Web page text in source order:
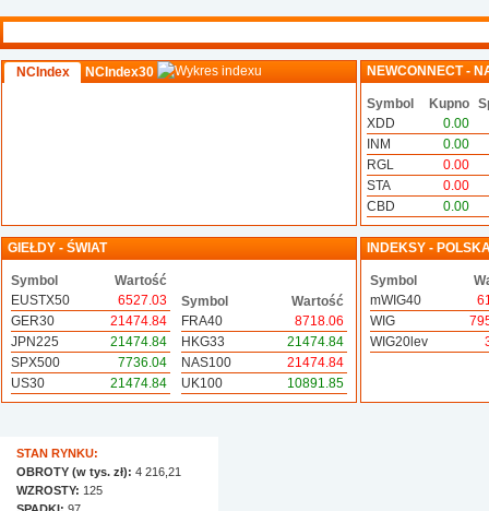
NCIndex NCIndex30 NEWCONNECT -
Symbol Kupno
XDD
0.00
INM
0.00
RGL
0.00
STA
0.00
CBD
0.00
GIEŁDY - ŚWIAT
Symbol
Wartość
EUSTX50
6527.03
GER30
21474.84
JPN225
21474.84
SPX500
7736.04
US30
21474.84
Symbol
Wartość
FRA40
8718.06
HKG33
21474.84
NAS100
21474.84
UK100
10891.85
INDEKSY -
Symbol
mWIG40
WIG
WIG20lev
STAN RYNKU:
OBROTY (w tys. zł): 4 216,21
WZROSTY: 125